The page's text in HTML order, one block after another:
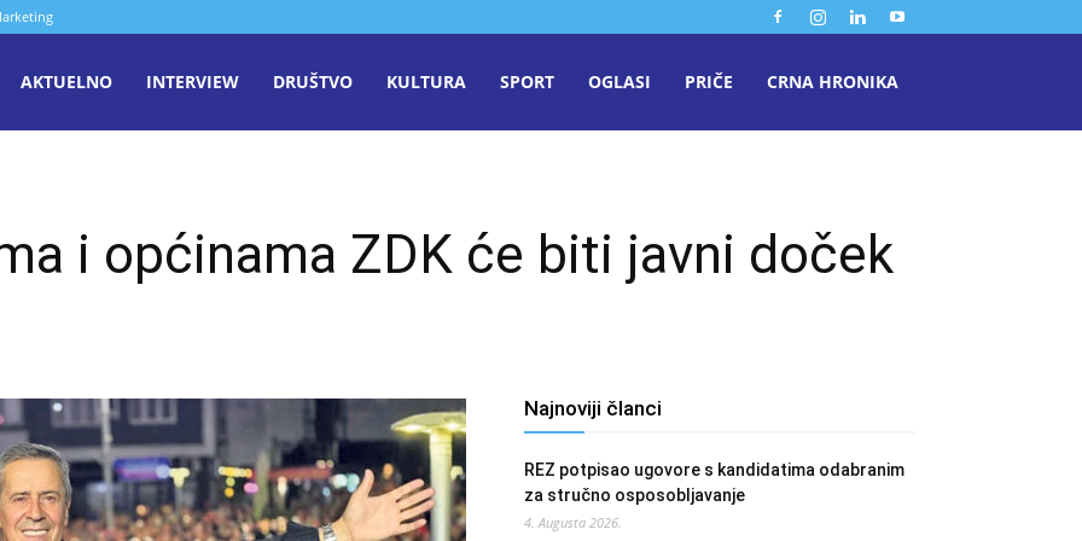
AKTUELNO INTERVIEW DRUŠTVO KULTURA SPORT OGLASI PRIČE CRNA HRONIKA
i općinama ZDK će biti javni doček
Najnoviji članci
REZ potpisao ugovore s kandidatima odabranim
za stručno osposobljavanje
4. Augusta 2026.